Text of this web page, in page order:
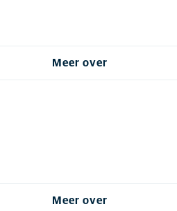
Meer over
Meer over